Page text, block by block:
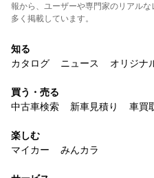
報から、ユーザーや専門家のリアル
多く掲載しています。
知る
カタログ
ニュース オリジナ
買う・売る
中古車検索
新車見積り 車買
楽しむ
マイカー
みんカラ